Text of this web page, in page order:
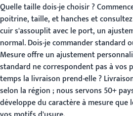
Quelle taille dois-je choisir ?
poitrine, taille, et hanches et
cuir s'assouplit avec le port, un
normal.Dois-je commander standard
Mesureoffre un ajustement
standard ne correspondent pas à vos
temps la livraison prend-elle ?
selon la région ; nous servons 50+
développe du caractère à mesure que